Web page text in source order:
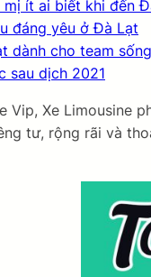
ít ai biết khi đến
đáng yêu ở Đà Lạt
dành cho team
sau dịch 2021
Vip, Xe Limousine
tư, rộng rãi và